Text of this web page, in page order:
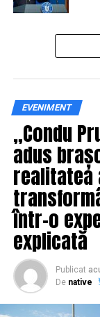
EVENIMENT
„Condu
adus
realitatea
într-o
explicată
Publicat
De native